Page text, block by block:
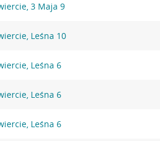
3 Maja 9
Leśna 10
Leśna 6
Leśna 6
Leśna 6